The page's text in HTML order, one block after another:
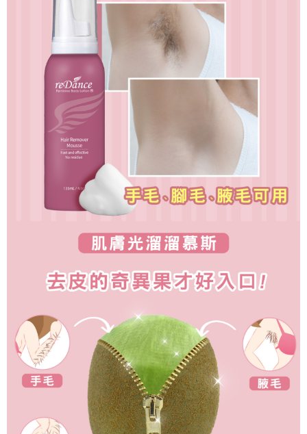
7-11取貨付款(運費)
每筆NT$60，滿NT$999(含以上)免運費
每筆NT$60，滿NT$999(含以上)免運費
每筆NT$90，滿NT$1,200(含以上)免運費
每筆NT$280
每筆NT$90，滿NT$1,200(含以上)免運費